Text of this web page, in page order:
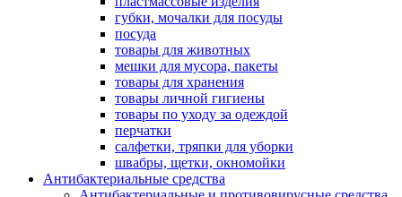
губки, мочалки для посуды
посуда
товары для животных
мешки для мусора, пакеты
товары для хранения
товары личной гигиены
товары по уходу за одеждой
перчатки
салфетки, тряпки для уборки
швабры, щетки, окномойки
Антибактериальные средства